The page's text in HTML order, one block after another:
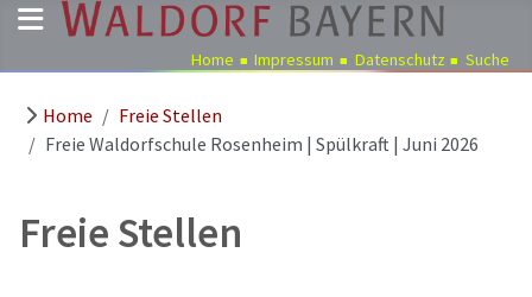
Pädagogik
Kindergärten
Home Impressum Datenschutz Suche
Home
Freie Stellen
Freie Waldorfschule Rosenheim | Spülkraft | Juni 2026
Freie Stellen